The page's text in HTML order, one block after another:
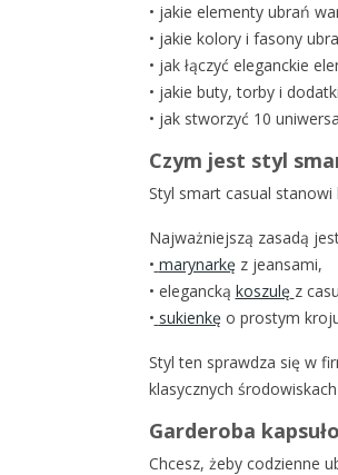
• jakie elementy ubrań
• jakie kolory i fasony
• jak łączyć eleganckie
• jakie buty, torby i
• jak stworzyć 10
Czym jest styl
Styl smart casual
Najważniejszą zasadą
• marynarkę z jeansami,
• elegancką koszulę z
• sukienkę o prostym
Styl ten sprawdza się w
klasycznych
Garderoba
Chcesz, żeby codzienne